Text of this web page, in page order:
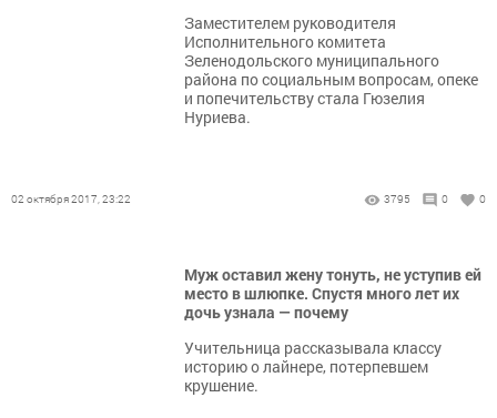
Заместителем руководителя
Исполнительного комитета
Зеленодольского муниципального
района по социальным вопросам, опеке
и попечительству стала Гюзелия
Нуриева.
02 октября 2017, 23:22 3795 0 0
Муж оставил жену тонуть, не уступив ей
место в шлюпке. Спустя много лет их
дочь узнала — почему
Учительница рассказывала классу
историю о лайнере, потерпевшем
крушение.